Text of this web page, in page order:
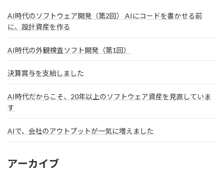
AI時代のソフトウェア開発（第2回） AIにコードを書かせる前
に、設計資産を作る
AI時代の外観検査ソフト開発（第1回）
決算賞与を支給しました
AI時代だからこそ、20年以上のソフトウェア資産を見直していま
す
AIで、会社のアウトプットが一気に増えました
アーカイブ